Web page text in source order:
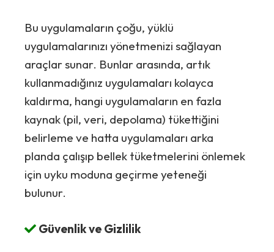
Bu uygulamaların çoğu, yüklü
uygulamalarınızı yönetmenizi sağlayan
araçlar sunar. Bunlar arasında, artık
kullanmadığınız uygulamaları kolayca
kaldırma, hangi uygulamaların en fazla
kaynak (pil, veri, depolama) tükettiğini
belirleme ve hatta uygulamaları arka
planda çalışıp bellek tüketmelerini önlemek
için uyku moduna geçirme yeteneği
bulunur.
Güvenlik ve Gizlilik